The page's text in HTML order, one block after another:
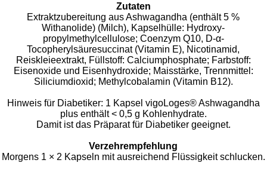
Zutaten
Extraktzubereitung aus Ashwagandha (enthält 5 %
Withanolide) (Milch), Kapsel­hülle: Hydroxy­
propylmethylcellulose; Coenzym Q10, D-α-
Tocopherylsäuresuccinat (Vitamin E), Nicotinamid,
Reiskleieextrakt, Füllstoff: Calciumphosphate; Farbstoff:
Eisenoxide und Eisenhydroxide; Maisstärke, Trennmittel:
Siliciumdioxid; Methylcobalamin (Vitamin B12).
Hinweis für Diabetiker: 1 Kapsel vigoLoges® Ashwagandha
plus enthält < 0,5 g Kohlenhydrate.
Damit ist das Präparat für Diabetiker geeignet.
Verzehrempfehlung
Morgens 1 × 2 Kapseln mit ausreichend Flüssigkeit schlucken.